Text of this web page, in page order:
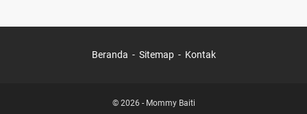
Beranda Sitemap Kontak
© 2026 - Mommy Baiti